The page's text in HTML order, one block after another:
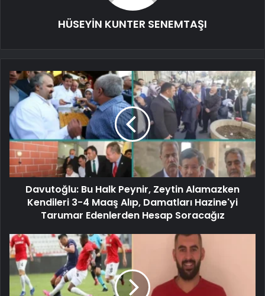
HÜSEYİN KUNTER SENEMTAŞI
Davutoğlu: Bu Halk Peynir, Zeytin Alamazken
Kendileri 3-4 Maaş Alıp, Damatları Hazine'yi
Tarumar Edenlerden Hesap Soracağız